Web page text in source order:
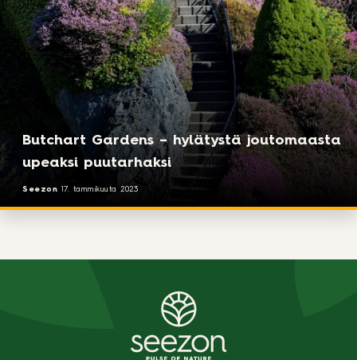
Butchart Gardens – hylätystä joutomaasta
upeaksi puutarhaksi
Seezon 17. tammikuuta 2023